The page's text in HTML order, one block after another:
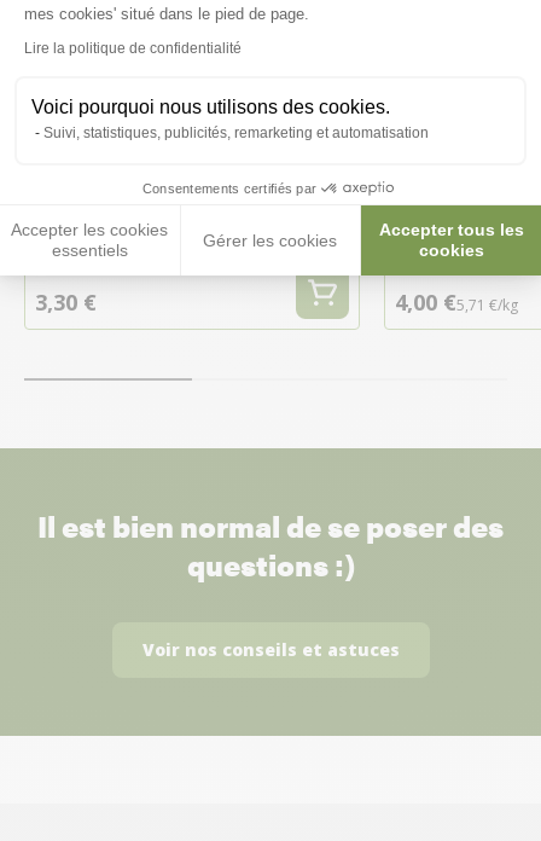
mes cookies' situé dans le pied de page.
Lire la politique de confidentialité
Voici pourquoi nous utilisons des cookies.
Suivi, statistiques, publicités, remarketing et automatisation
Consentements certifiés par
Accepter les cookies
essentiels
Gérer les cookies
Accepter tous les
cookies
Axeptio consent
Crispy Sticks Triple Variety Pack
3,30 €
Laga
4,00 €5,71 €/kg
Il est bien normal de se poser des
questions :)
Voir nos conseils et astuces